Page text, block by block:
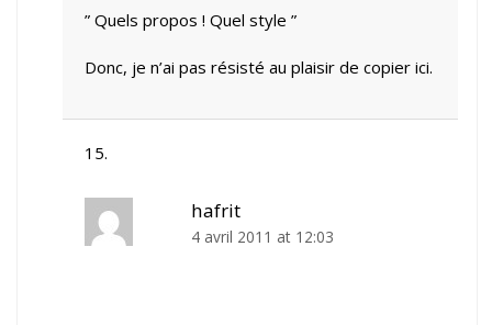
” Quels propos ! Quel style ”
Donc, je n’ai pas résisté au plaisir de copier ici.
hafrit
4 avril 2011 at 12:03